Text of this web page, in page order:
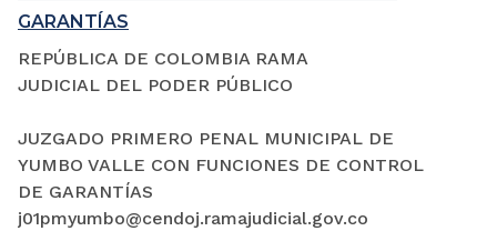
GARANTÍAS
REPÚBLICA DE COLOMBIA RAMA
JUDICIAL DEL PODER PÚBLICO
JUZGADO PRIMERO PENAL MUNICIPAL DE
YUMBO VALLE CON FUNCIONES DE CONTROL
DE GARANTÍAS
j01pmyumbo@cendoj.ramajudicial.gov.co